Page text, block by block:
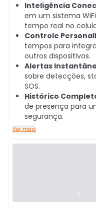
Inteligência
em um sistema
tempo real no
Controle
tempos para
outros dispositivos.
Alertas
sobre detecções,
SOS.
Histórico
de presença para
segurança.
Ver mais